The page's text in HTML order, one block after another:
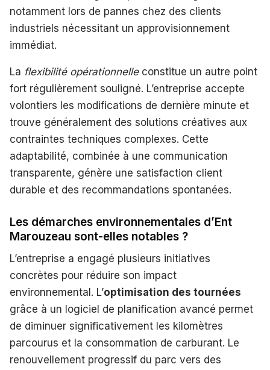
notamment lors de pannes chez des clients
industriels nécessitant un approvisionnement
immédiat.
La flexibilité opérationnelleconstitue un autre point
fort régulièrement souligné. L’entreprise accepte
volontiers les modifications de dernière minute et
trouve généralement des solutions créatives aux
contraintes techniques complexes. Cette
adaptabilité, combinée à une communication
transparente, génère une satisfaction client
durable et des recommandations spontanées.
Les démarches environnementales d’Ent
Marouzeau sont-elles notables ?
L’entreprise a engagé plusieurs initiatives
concrètes pour réduire son impact
environnemental. L’optimisation des tournées
grâce à un logiciel de planification avancé permet
de diminuer significativement les kilomètres
parcourus et la consommation de carburant. Le
renouvellement progressif du parc vers des